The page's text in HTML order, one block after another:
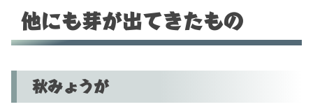
他にも芽が出てきたもの
秋みょうが